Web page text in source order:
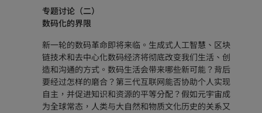
专题讨论（二）
数码化的界限
新一轮的数码革命即将来临。生成式人工智慧、区块
链技术和去中心化数码经济将彻底改变我们生活、创
造和沟通的方式。数码生活会带来哪些新可能？背后
要经过怎样的磨合？第三代互联网能否协助个人实现
自主，并促进知识和资源的平等分配？假如元宇宙成
为全球常态，人类与大自然和物质文化历史的关系又